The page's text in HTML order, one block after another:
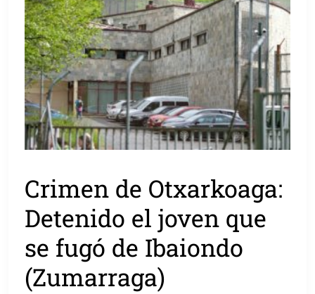
Crimen de Otxarkoaga:
Detenido el joven que
se fugó de Ibaiondo
(Zumarraga)